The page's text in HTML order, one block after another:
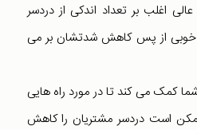
اغلب بر تعداد اندکی از دردسر
خوبی از پس کاهش شدتشان بر می
کمک می کند تا در مورد راه هایی
است دردسر مشتریان را کاهش